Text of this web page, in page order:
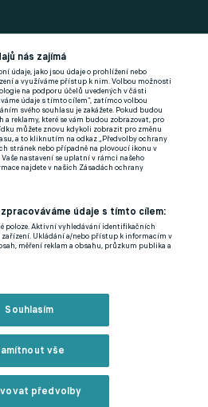
GDPR a žurnalistika
nás zajímá
údaje, jako jsou údaje o prohlížení nebo
a využíváme přístup k nim. Volbou možnosti
na podporu účelů uvedených v části
údaje s tímto cílem“, zatímco volbou
svého souhlasu je zakážete. Pokud budou
reklamy, které se vám budou zobrazovat, pro
můžete znovu kdykoli zobrazit pro změnu
a to kliknutím na odkaz „Předvolby ochrany
stránek nebo případně na plovoucí ikonu v
nastavení se uplatní v rámci našeho
najdete v našich Zásadách ochrany
údaje s tímto cílem:
poloze. Aktivní vyhledávání identifikačních
Ukládání a/nebo přístup k informacím v
měření reklam a obsahu, průzkum publika a
Souhlasím
vše
předvolby